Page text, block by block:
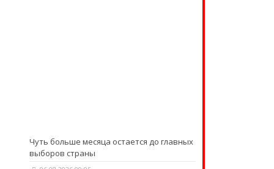
Чуть больше месяца остается до главных
выборов страны